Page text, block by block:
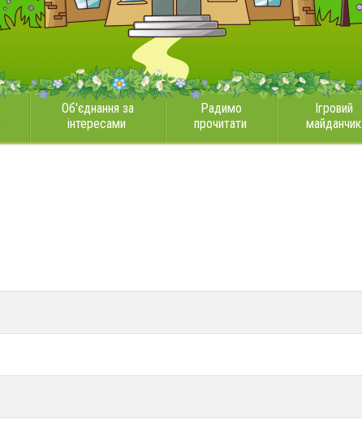
Об'єднання за
інтересами
Радимо
прочитати
Ігровий
майданчик